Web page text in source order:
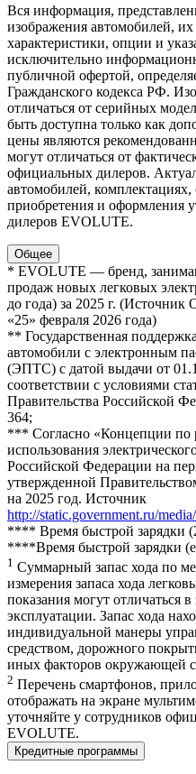
Вся информация,
изображения автомобилей,
характеристики, опции и
исключительно
публичной офертой,
Гражданского кодекса РФ.
отличаться от серийных
быть доступна только как
цены являются
могут отличаться от
официальных дилеров.
автомобилей,
приобретения и оформления
дилеров EVOLUTE.
Общее
* EVOLUTE — бренд,
продаж новых легковых
до года) за 2025 г.
«25» февраля 2026 года)
** Государственная
автомобили с электронным
(ЭПТС) с датой выдачи от
соответствии с условиями
Правительства Российской
364;
*** Согласно «Концепции по
использования
Российской Федерации на
утвержденной
на 2025 год. Источник
http://static.government.ru/
**** Время быстрой зарядки
****Время быстрой зарядки
1 Суммарный запас хода по
измерения запаса хода
показания могут отличаться
эксплуатации. Запас хода
индивидуальной манеры
средством, дорожного
иных факторов окружающей
2 Перечень смартфонов,
отображать на экране
уточняйте у сотрудников
EVOLUTE.
Кредитные программы